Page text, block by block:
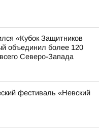
«Кубок Защитников
объединил более 120
Северо-Запада
фестиваль «Невский